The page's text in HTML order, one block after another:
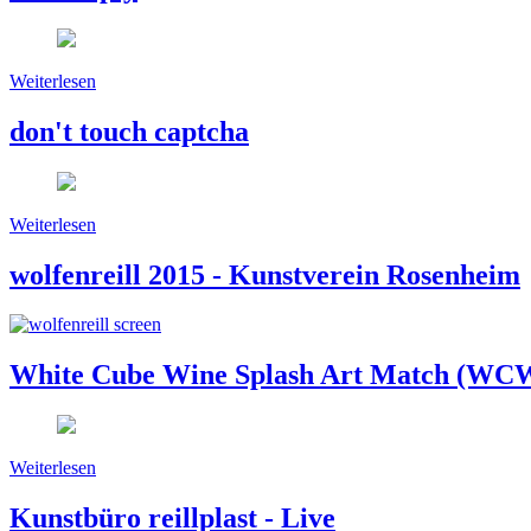
Weiterlesen
don't touch captcha
Weiterlesen
wolfenreill 2015 - Kunstverein Rosenheim
White Cube Wine Splash Art Match
Weiterlesen
Kunstbüro reillplast - Live